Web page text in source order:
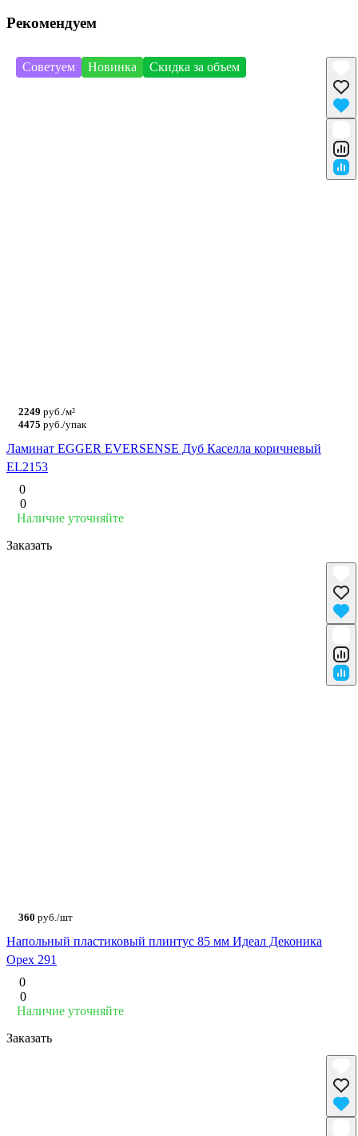
Рекомендуем
Советуем Новинка Скидка за объем
2249 руб./м²
4475 руб./упак
Ламинат EGGER EVERSENSE Дуб Каселла коричневый
EL2153
0
0
Наличие уточняйте
Заказать
360 руб./шт
Напольный пластиковый плинтус 85 мм Идеал Деконика
Орех 291
0
0
Наличие уточняйте
Заказать